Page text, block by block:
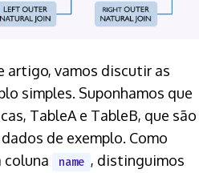
artigo, vamos discutir as
simples. Suponhamos que
TableA e TableB, que são
de exemplo. Como
coluna
name , distinguimos